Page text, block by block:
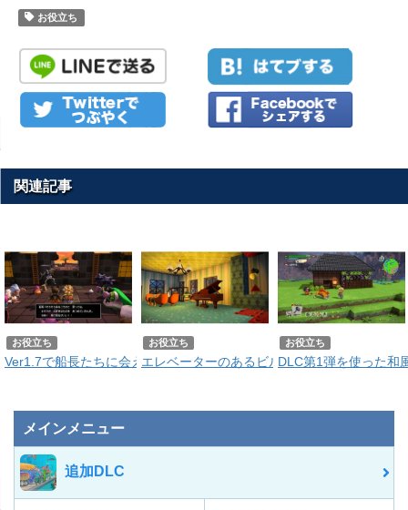
お役立ち
関連記事
お役立ち
Ver1.7で船長たちに会える！方舟イベントの進め方を解説！
お役立ち
エレベーターのあるビルの作りかた｜DLC第3
お役立ち
DLC第1弾を使った和
メインメニュー
追加DLC